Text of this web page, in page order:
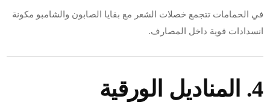
في الحمامات تتجمع خصلات الشعر مع بقايا الصابون والشامبو مكونة
انسدادات قوية داخل المصارف.
4. المناديل الورقية